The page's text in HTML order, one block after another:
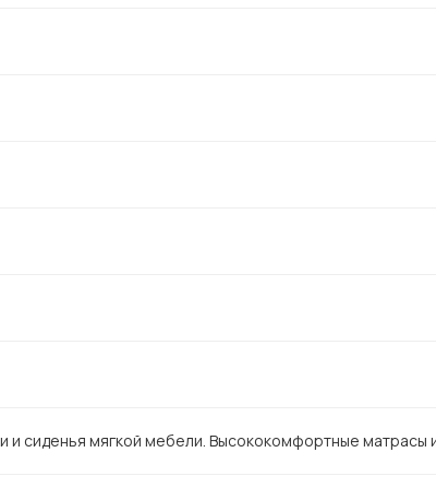
и сиденья мягкой мебели. Высококомфортные